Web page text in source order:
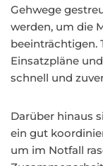
Gehwege
werden, um die
beeinträchtigen.
Einsatzpläne
schnell und
Darüber hinaus
ein gut
um im Notfall